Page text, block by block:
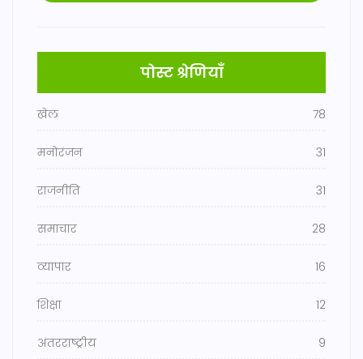
पोस्ट श्रेणियाँ
खेल 78
मनोरंजन 31
राजनीति 31
समाचार 28
व्यापार 16
शिक्षा 12
अंतरराष्ट्रीय 9